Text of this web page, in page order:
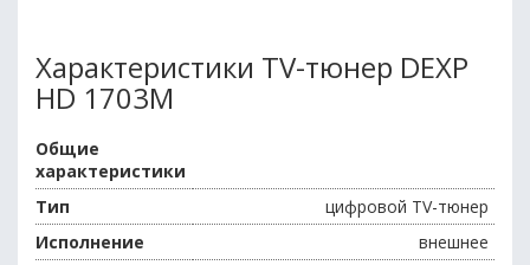
Характеристики TV-тюнер DEXP
HD 1703M
Общие
характеристики
Тип
цифровой TV-тюнер
Исполнение
внешнее